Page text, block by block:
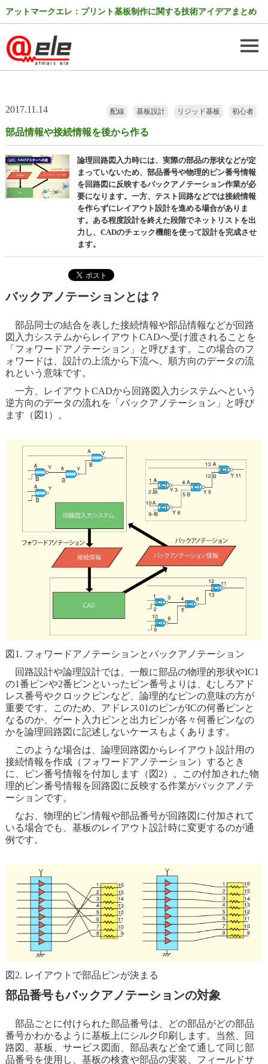
アットマークエレ：プリント基板制作に関する技術アイデアまとめ
2017.11.14 初心者
リジッド基板
基板設計
配線
部品情報や接続情報を後から作る
論理回路図入力時には、実際の部品の形状などが定
まっていないため、部品番号や物理的ピン番号情報
を回路図に反映するバックアノテーション作業が必
要になります。一方、テスト回路などでは接続情報
を作らずにレイアウト設計を進める場合がありま
す。ある程度設計を終えた段階でネットリストを出
力し、CADのチェック機能を使って設計を完成させ
ます。
バックアノテーションとは？
部品同士の結合を表した接続情報や部品情報などが回路
図入力システムからレイアウトCADへ受け渡されることを
「フォワードアノテーション」と呼びます。この場合のフ
ォワードは、設計の上流から下流へ、順方向のデータの流
れという意味です。
一方、レイアウトCADから回路図入力システムへという
逆方向のデータの流れを「バックアノテーション」と呼び
ます（図1）。
図1. フォワードアノテーションとバックアノテーション
回路設計や論理設計では、一般に部品の物理的形状やIC1
の1番ピンや2番ピンといったピン番号よりは、むしろアド
レス番号やクロックピンなど、論理的なピンの意味の方が
重要です。このため、アドレス01のピンがICの何番ピンと
なるのか、ゲート入力ピンと出力ピンが各々何番ピンなの
かを論理回路図に記述しないケースもよくあります。
このような場合は、論理回路図からレイアウト設計用の
接続情報を作成（フォワードアノテーション）するとき
に、ピン番号情報を付加します（図2）。この付加された物
理的ピン番号情報を回路図に反映する作業がバックアノテ
ーションです。
なお、物理的ピン情報や部品番号が回路図に付加されて
いる場合でも、基板のレイアウト設計時に変更するのが通
例です。
図2. レイアウトで部品ピンが決まる
部品番号もバックアノテーションの対象
部品ごとに付けられた部品番号は、どの部品がどの部品
番号かわかるように基板上にシルク印刷します。当然、回
路図、基板、サービス図面、部品表など全て通して同じ部
品番号を使用し、基板の検査や部品の実装、フィールドサ